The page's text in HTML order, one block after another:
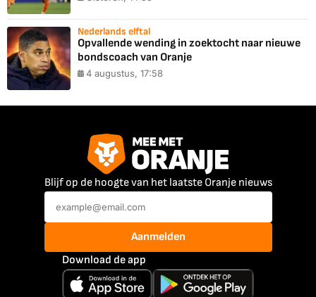
Nederlands elftal
Opvallende wending in zoektocht naar nieuwe
bondscoach van Oranje
4 augustus, 17:58
Blijf op de hoogte van het laatste Oranje nieuws
Aanmelden
Download de app